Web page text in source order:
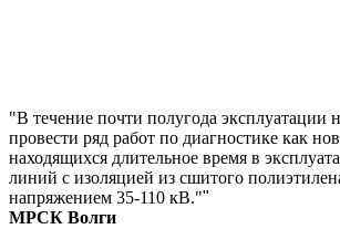
"В течение почти полугода эксплуатации
провести ряд работ по диагностике как
находящихся длительное время в
линий с изоляцией из сшитого
напряжением 35-110 кВ.""
МРСК Волги